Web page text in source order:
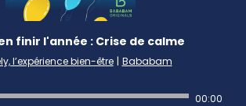
finir l'année : Crise de calme
l’expérience bien-être | Bababam
00:00